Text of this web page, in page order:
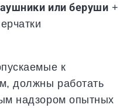
или беруши +
к
должны работать
надзором опытных